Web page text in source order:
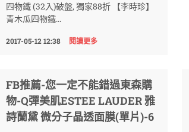
四物鐵 (32入)破盤, 獨家88折 【李時珍】
青木瓜四物鐵...
2017-05-12 12:38 閱讀更多
FB推薦-您一定不能錯過東森購
物-Q彈美肌ESTEE LAUDER 雅
詩蘭黛 微分子晶透面膜(單片)-6